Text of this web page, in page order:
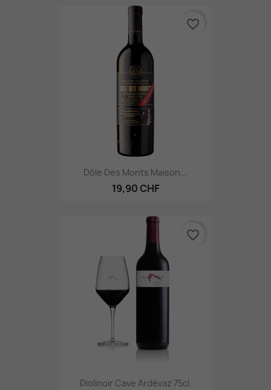
Dôle Des Monts Maison...
19,90 CHF
favorite_border
Diolinoir Cave Ardévaz 75cl.
favorite_border